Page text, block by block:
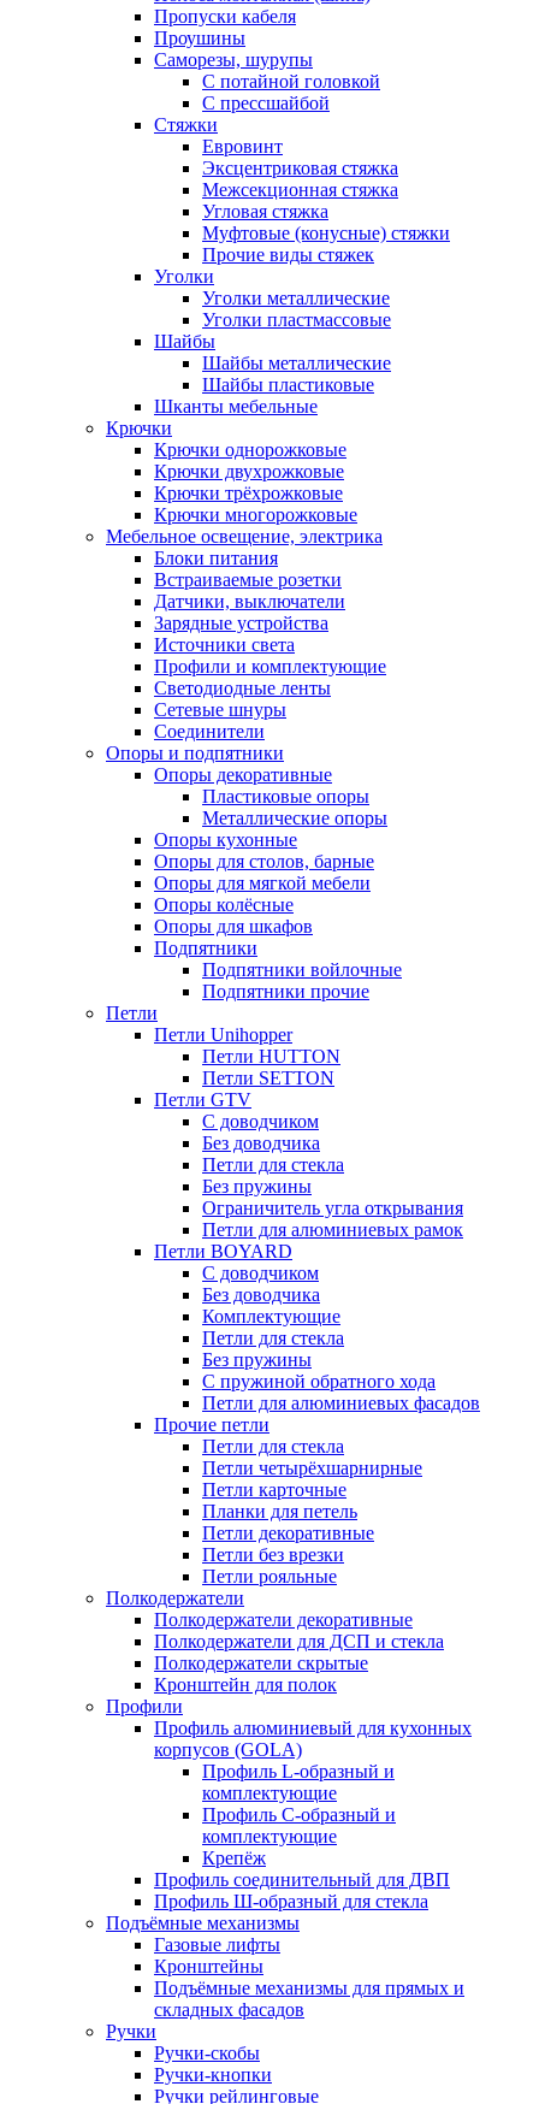
Пропуски кабеля
Проушины
Саморезы, шурупы
С потайной головкой
С прессшайбой
Стяжки
Евровинт
Эксцентриковая стяжка
Межсекционная стяжка
Угловая стяжка
Муфтовые (конусные) стяжки
Прочие виды стяжек
Уголки
Уголки металлические
Уголки пластмассовые
Шайбы
Шайбы металлические
Шайбы пластиковые
Шканты мебельные
Крючки
Крючки однорожковые
Крючки двухрожковые
Крючки трёхрожковые
Крючки многорожковые
Мебельное освещение, электрика
Блоки питания
Встраиваемые розетки
Датчики, выключатели
Зарядные устройства
Источники света
Профили и комплектующие
Светодиодные ленты
Сетевые шнуры
Соединители
Опоры и подпятники
Опоры декоративные
Пластиковые опоры
Металлические опоры
Опоры кухонные
Опоры для столов, барные
Опоры для мягкой мебели
Опоры колёсные
Опоры для шкафов
Подпятники
Подпятники войлочные
Подпятники прочие
Петли
Петли Unihopper
Петли HUTTON
Петли SETTON
Петли GTV
С доводчиком
Без доводчика
Петли для стекла
Без пружины
Ограничитель угла открывания
Петли для алюминиевых рамок
Петли BOYARD
С доводчиком
Без доводчика
Комплектующие
Петли для стекла
Без пружины
С пружиной обратного хода
Петли для алюминиевых фасадов
Прочие петли
Петли для стекла
Петли четырёхшарнирные
Петли карточные
Планки для петель
Петли декоративные
Петли без врезки
Петли рояльные
Полкодержатели
Полкодержатели декоративные
Полкодержатели для ДСП и стекла
Полкодержатели скрытые
Кронштейн для полок
Профили
Профиль алюминиевый для кухонных
корпусов (GOLA)
Профиль L-образный и
комплектующие
Профиль C-образный и
комплектующие
Крепёж
Профиль соединительный для ДВП
Профиль Ш-образный для стекла
Подъёмные механизмы
Газовые лифты
Кронштейны
Подъёмные механизмы для прямых и
складных фасадов
Ручки
Ручки-скобы
Ручки-кнопки
Ручки рейлинговые